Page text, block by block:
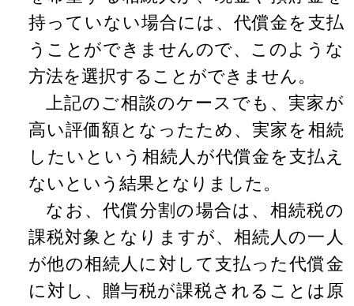
持っていない場合には、代償金を支払
うことができませんので、このような
方法を選択することができません。
上記のご相談のケースでも、実家が
高い評価額となったため、実家を相続
したいという相続人が代償金を支払え
ないという結果となりました。
なお、代償分割の場合は、相続税の
課税対象となりますが、相続人の一人
が他の相続人に対して支払った代償金
に対し、贈与税が課税されることは原